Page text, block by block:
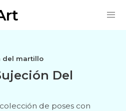
del martillo
Del
de poses con